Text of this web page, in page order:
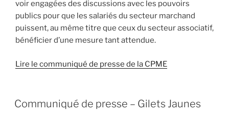
voir engagées des discussions avec les pouvoirs
publics pour que les salariés du secteur marchand
puissent, au même titre que ceux du secteur associatif,
bénéficier d’une mesure tant attendue.
Lire le communiqué de presse de la CPME
Communiqué de presse – Gilets Jaunes